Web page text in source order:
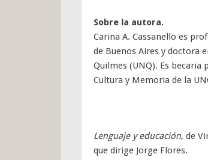
Sobre la autora.
Carina A. Cassanello es
de Buenos Aires y doctora
Quilmes (UNQ). Es
Cultura y Memoria de la
Lenguaje y educación, de
que dirige Jorge Flores.